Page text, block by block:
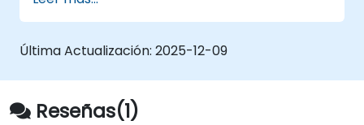
Última Actualización: 2025-12-09
Reseñas(1)